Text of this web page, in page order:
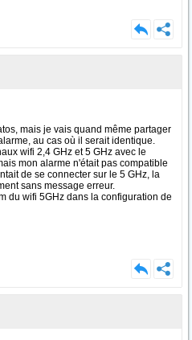
mais je vais quand même partager
au cas où il serait identique.
wifi 2,4 GHz et 5 GHz avec le
mon alarme n'était pas compatible
de se connecter sur le 5 GHz, la
sans message erreur.
du wifi 5GHz dans la configuration de